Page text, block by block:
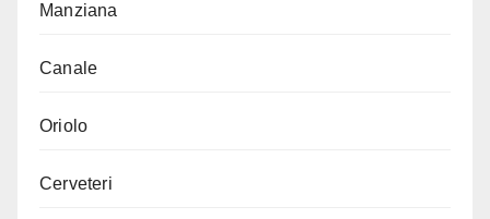
Manziana
Canale
Oriolo
Cerveteri